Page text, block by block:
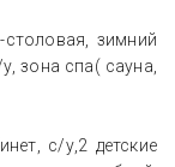
столовая, зимний
зона спа( сауна,
с/у,2 детские